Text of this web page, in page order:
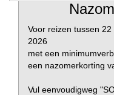
Voor reizen tussen
2026
met een
een nazomerkorting
Vul eenvoudigweg